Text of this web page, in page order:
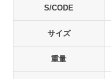
S/CODE
サイズ
重量